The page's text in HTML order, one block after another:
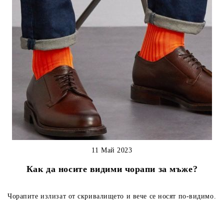
Как да носите видими чорапи за мъже?
11 Май 2023
Чорапите излизат от скривалището и вече се носят по-видимо.